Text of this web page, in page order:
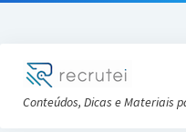
Conteúdos, Dicas e Materiais